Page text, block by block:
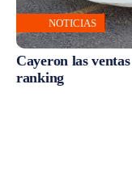
NOTICIAS
Cayeron las
ranking